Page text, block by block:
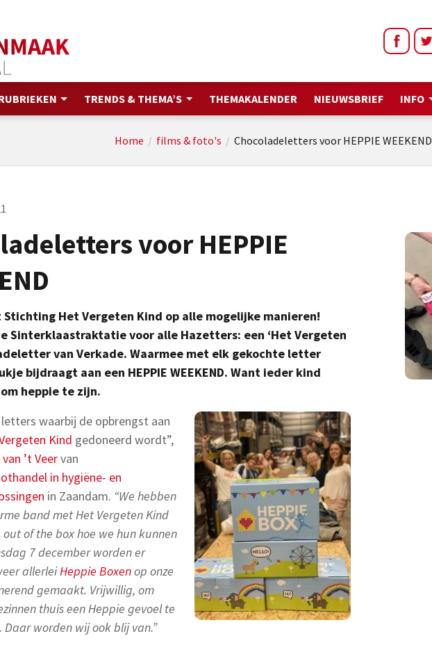
TRENDS & THEMA’S THEMAKALENDER NIEUWSBRIEF INFO
Home / films & foto's / Chocoladeletters voor HEPPIE WEEKEND
voor HEPPIE
Het Vergeten Kind op alle mogelijke manieren!
Sinterklaastraktatie voor alle Hazetters: een ‘Het Vergeten
van Verkade. Waarmee met elk gekochte letter
bijdraagt aan een HEPPIE WEEKEND. Want ieder kind
heppie te zijn.
letters waarbij de opbrengst aan
Kind gedoneerd wordt”,
’t Veervan
in hygiëne- en
in Zaandam. “We hebben
band met Het Vergeten Kind
of the box hoe we hun kunnen
7 december worden er
allerleiHeppie Boxenop onze
gemaakt. Vrijwillig, om
thuis een Heppie gevoel te
Daar worden wij ook blij van.”